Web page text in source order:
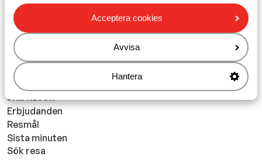
Acceptera cookies
Avvisa
Hantera
Solresor
All Inclusive
Sista minuten
Erbjudanden
Sök resa
SKIDRESOR
Erbjudanden
Resmål
Sista minuten
Sök resa